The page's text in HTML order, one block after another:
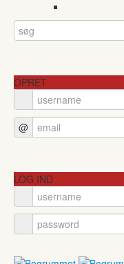
OPRET
@
LOG IND